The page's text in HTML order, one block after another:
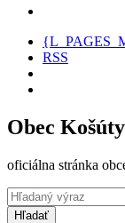
RSS
Obec
oficiálna stránka
Hľadať